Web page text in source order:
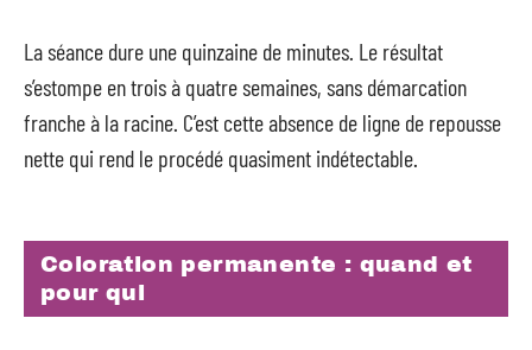
La séance dure une quinzaine de minutes. Le résultat
s’estompe en trois à quatre semaines, sans démarcation
franche à la racine. C’est cette absence de ligne de repousse
nette qui rend le procédé quasiment indétectable.
Coloration permanente : quand et
pour qui